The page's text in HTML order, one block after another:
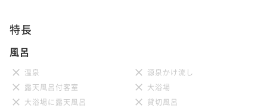
特長
風呂
温泉
源泉かけ流し
露天風呂付客室
大浴場
大浴場に露天風呂
貸切風呂